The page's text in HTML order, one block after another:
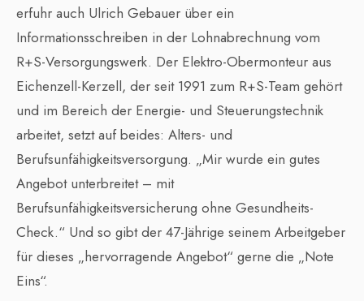
erfuhr auch Ulrich Gebauer über ein
Informationsschreiben in der Lohnabrechnung vom
R+S-Versorgungswerk. Der Elektro-Obermonteur aus
Eichenzell-Kerzell, der seit 1991 zum R+S-Team gehört
und im Bereich der Energie- und Steuerungstechnik
arbeitet, setzt auf beides: Alters- und
Berufsunfähigkeitsversorgung. „Mir wurde ein gutes
Angebot unterbreitet – mit
Berufsunfähigkeitsversicherung ohne Gesundheits-
Check.“ Und so gibt der 47-Jährige seinem Arbeitgeber
für dieses „hervorragende Angebot“ gerne die „Note
Eins“.